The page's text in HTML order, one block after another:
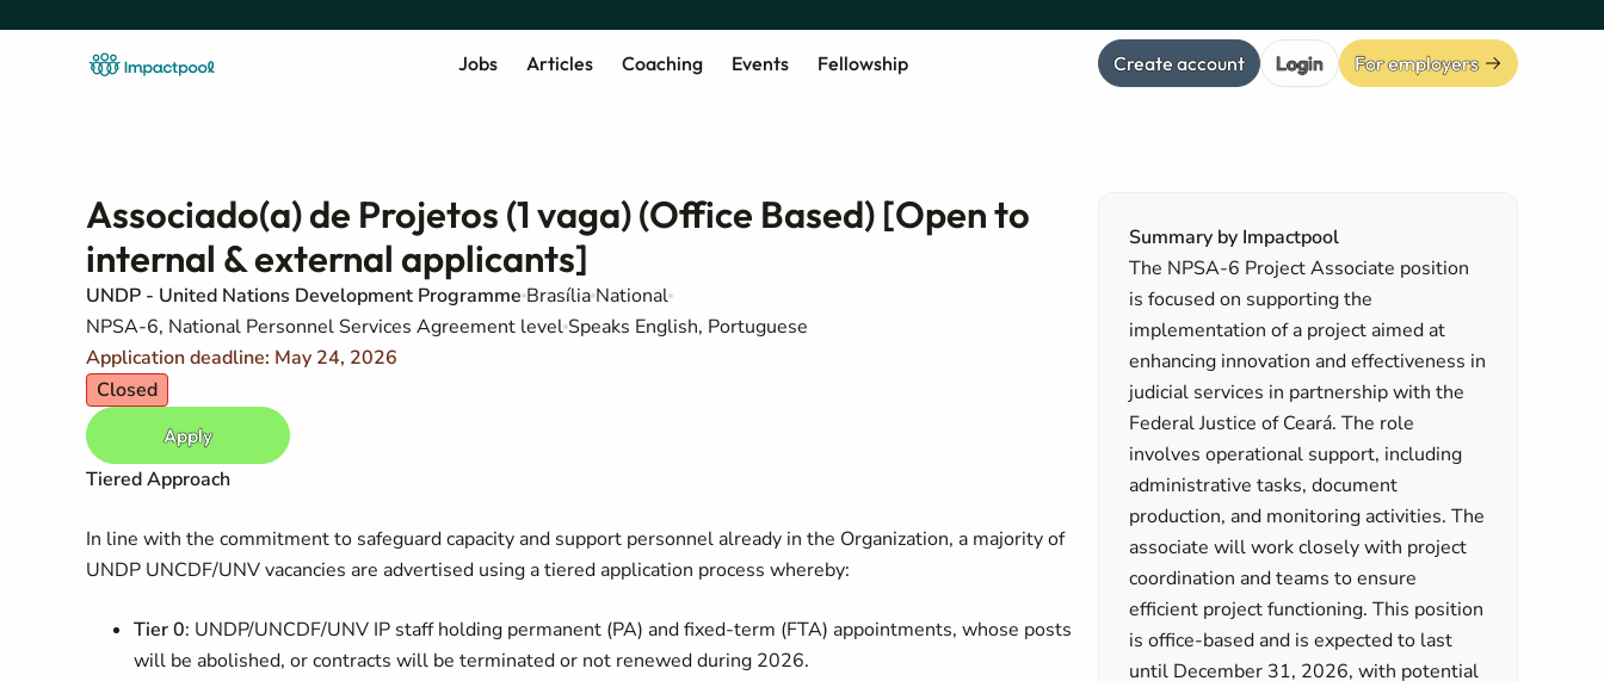
Jobs Articles Coaching Events Fellowship Create account Login For employers
Associado(a) de Projetos (1 vaga) (Office Based) [Open to
internal & external applicants]
UNDP - United Nations Development Programme Brasília National
NPSA-6, National Personnel Services Agreement level Speaks English, Portuguese
Application deadline: May 24, 2026
Closed
Apply
Tiered Approach
In line with the commitment to safeguard capacity and support personnel already in the Organization, a majority of
UNDP UNCDF/UNV vacancies are advertised using a tiered application process whereby:
Tier 0: UNDP/UNCDF/UNV IP staff holding permanent (PA) and fixed-term (FTA) appointments, whose posts
will be abolished, or contracts will be terminated or not renewed during 2026.
Summary by Impactpool
The NPSA-6 Project Associate position
is focused on supporting the
implementation of a project aimed at
enhancing innovation and effectiveness in
judicial services in partnership with the
Federal Justice of Ceará. The role
involves operational support, including
administrative tasks, document
production, and monitoring activities. The
associate will work closely with project
coordination and teams to ensure
efficient project functioning. This position
is office-based and is expected to last
until December 31, 2026, with potential